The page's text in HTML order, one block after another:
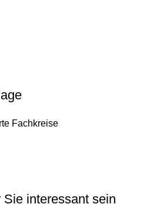
Fachkreise
interessant sein